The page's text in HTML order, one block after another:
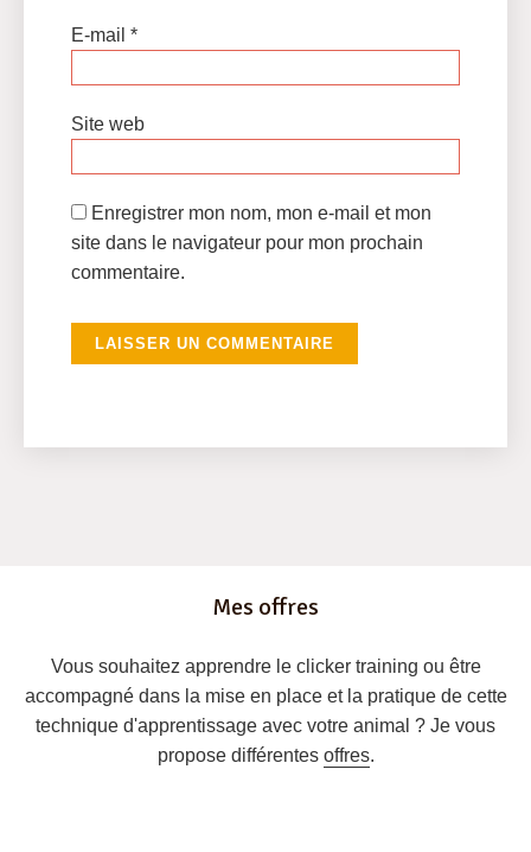
E-mail *
Site web
Enregistrer mon nom, mon e-mail et mon
site dans le navigateur pour mon prochain
commentaire.
Mes offres
Vous souhaitez apprendre le clicker training ou être
accompagné dans la mise en place et la pratique de cette
technique d'apprentissage avec votre animal ? Je vous
propose différentes offres.